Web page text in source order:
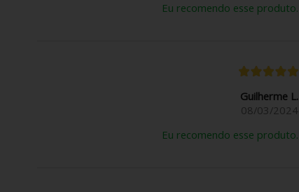
Eu recomendo esse produto.
Guilherme L.
08/03/2024
Eu recomendo esse produto.